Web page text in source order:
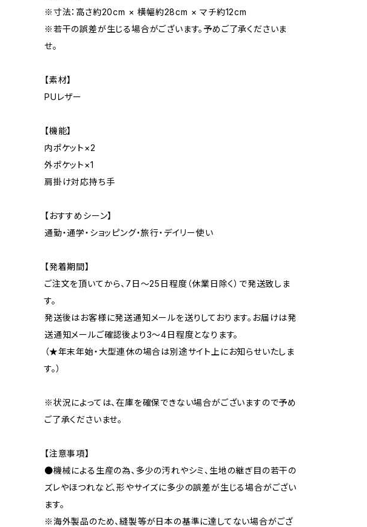
※寸法：高さ約20cm × 横幅約28cm × マチ約12cm
※若干の誤差が生じる場合がございます。予めご了承くださいま
せ。
【素材】
PUレザー
【機能】
内ポケット×2
外ポケット×1
肩掛け対応持ち手
【おすすめシーン】
通勤・通学・ショッピング・旅行・デイリー使い
【発着期間】
ご注文を頂いてから、7日〜25日程度（休業日除く）で発送致しま
す。
発送後はお客様に発送通知メールを送りしております。お届けは発
送通知メールご確認後より3〜4日程度となります。
（★年末年始・大型連休の場合は別途サイト上にお知らせいたしま
す。）
※状況によっては、在庫を確保できない場合がございますので予め
ご了承くださいませ。
【注意事項】
●機械による生産の為、多少の汚れやシミ、生地の継ぎ目の若干の
ズレやほつれなど、形やサイズに多少の誤差が生じる場合がござい
ます。
※海外製品のため、縫製等が日本の基準に達してない場合がござ